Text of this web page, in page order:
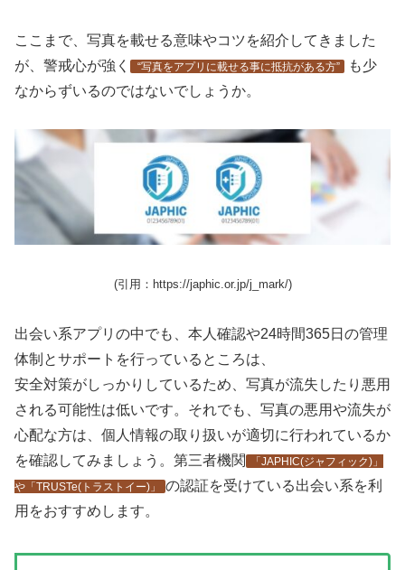
ここまで、写真を載せる意味やコツを紹介してきました
が、警戒心が強く
“写真をアプリに載せる事に抵抗がある方”
も少
なからずいるのではないでしょうか。
(引用：https://japhic.or.jp/j_mark/)
出会い系アプリの中でも、本人確認や24時間365日の管理
体制とサポートを行っているところは、
安全対策がしっかりしているため、写真が流失したり悪用
される可能性は低いです。それでも、写真の悪用や流失が
心配な方は、個人情報の取り扱いが適切に行われているか
を確認してみましょう。第三者機関
「JAPHIC(ジャフィック)」
や「TRUSTe(トラストイー)」
の認証を受けている出会い系を利
用をおすすめします。